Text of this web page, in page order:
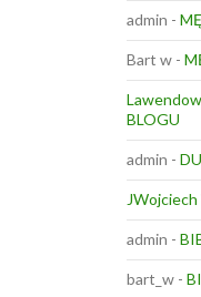
admin -
Bart w -
BLOGU
admin -
admin -
bart_w -